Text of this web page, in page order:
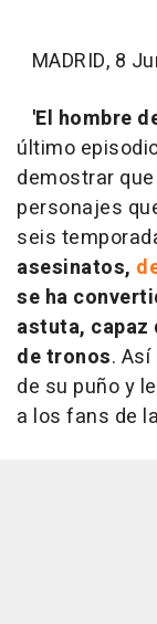
MADRID, 8
'El hombre
último
demostrar
personajes
seis
asesinatos,
se ha
astuta, capaz
de tronos.
de su puño y
a los fans de